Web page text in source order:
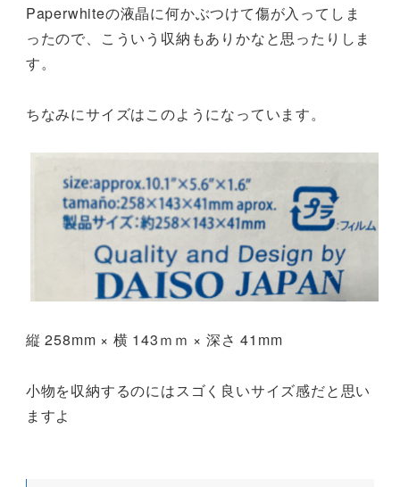
Paperwhiteの液晶に何かぶつけて傷が入ってしま
ったので、こういう収納もありかなと思ったりしま
す。
ちなみにサイズはこのようになっています。
縦 258mm × 横 143ｍｍ × 深さ 41mm
小物を収納するのにはスゴく良いサイズ感だと思い
ますよ